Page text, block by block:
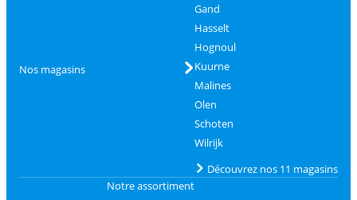
Nos magasins
Gand
Hasselt
Hognoul
Kuurne
Malines
Olen
Schoten
Wilrijk
Découvrez nos 11 magasins
Notre assortiment